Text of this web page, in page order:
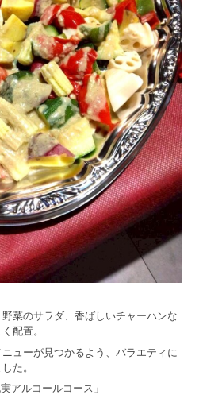
菜のサラダ、香ばしいチャーハンな
配置。
ューが見つかるよう、バラエティに
た。
アルコールコース」